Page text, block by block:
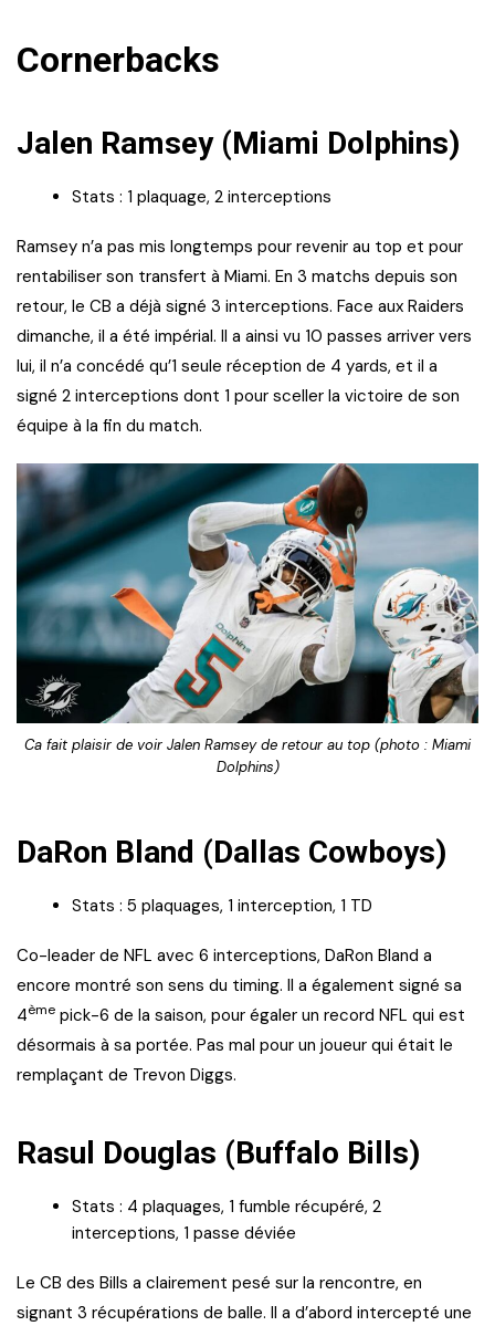
Cornerbacks
Jalen Ramsey (Miami Dolphins)
Stats : 1 plaquage, 2 interceptions
Ramsey n’a pas mis longtemps pour revenir au top et pour
rentabiliser son transfert à Miami. En 3 matchs depuis son
retour, le CB a déjà signé 3 interceptions. Face aux Raiders
dimanche, il a été impérial. Il a ainsi vu 10 passes arriver vers
lui, il n’a concédé qu’1 seule réception de 4 yards, et il a
signé 2 interceptions dont 1 pour sceller la victoire de son
équipe à la fin du match.
Ca fait plaisir de voir Jalen Ramsey de retour au top (photo : Miami
Dolphins)
DaRon Bland (Dallas Cowboys)
Stats : 5 plaquages, 1 interception, 1 TD
Co-leader de NFL avec 6 interceptions, DaRon Bland a
encore montré son sens du timing. Il a également signé sa
4ème pick-6 de la saison, pour égaler un record NFL qui est
désormais à sa portée. Pas mal pour un joueur qui était le
remplaçant de Trevon Diggs.
Rasul Douglas (Buffalo Bills)
Stats : 4 plaquages, 1 fumble récupéré, 2
interceptions, 1 passe déviée
Le CB des Bills a clairement pesé sur la rencontre, en
signant 3 récupérations de balle. Il a d’abord intercepté une